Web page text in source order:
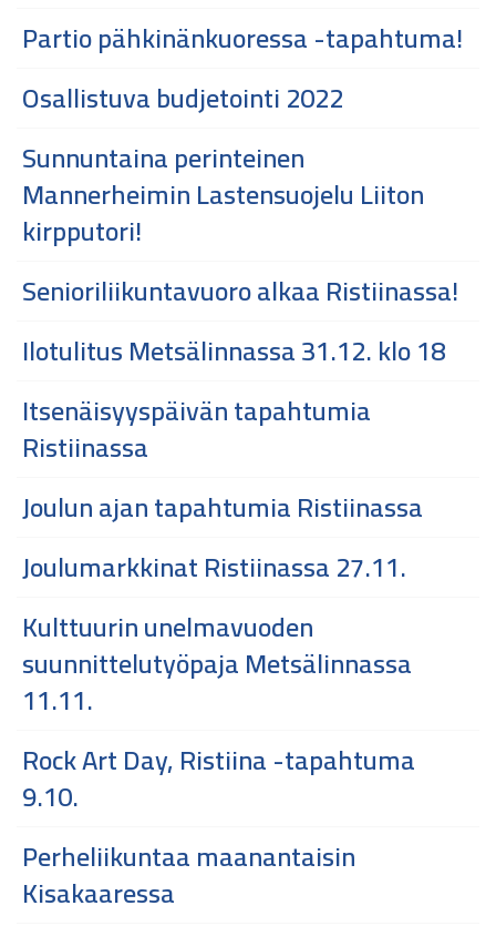
Partio pähkinänkuoressa -tapahtuma!
Osallistuva budjetointi 2022
Sunnuntaina perinteinen
Mannerheimin Lastensuojelu Liiton
kirpputori!
Senioriliikuntavuoro alkaa Ristiinassa!
Ilotulitus Metsälinnassa 31.12. klo 18
Itsenäisyyspäivän tapahtumia
Ristiinassa
Joulun ajan tapahtumia Ristiinassa
Joulumarkkinat Ristiinassa 27.11.
Kulttuurin unelmavuoden
suunnittelutyöpaja Metsälinnassa
11.11.
Rock Art Day, Ristiina -tapahtuma
9.10.
Perheliikuntaa maanantaisin
Kisakaaressa